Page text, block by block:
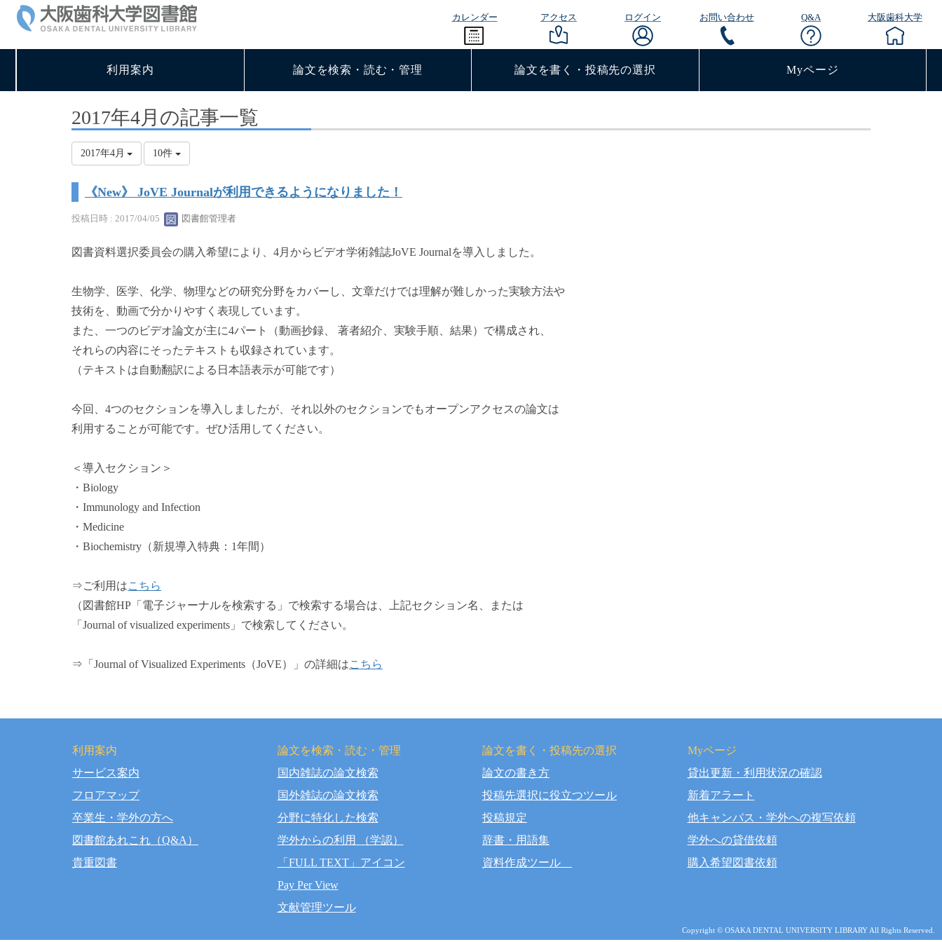
カレンダー アクセス ログイン お問い合わせ Q&A 大阪歯科大学
利用案内 論文を検索・読む・管理 論文を書く・投稿先の選択 Myページ
2017年4月の記事一覧
2017年4月 10件
《New》 JoVE Journalが利用できるようになりました！
投稿日時 : 2017/04/05 図書館管理者
図書資料選択委員会の購入希望により、4月からビデオ学術雑誌JoVE Journalを導入しました。
生物学、医学、化学、物理などの研究分野をカバーし、文章だけでは理解が難しかった実験方法や
技術を、動画で分かりやすく表現しています。
また、一つのビデオ論文が主に4パート（動画抄録、 著者紹介、実験手順、結果）で構成され、
それらの内容にそったテキストも収録されています。
（テキストは自動翻訳による日本語表示が可能です）
今回、4つのセクションを導入しましたが、それ以外のセクションでもオープンアクセスの論文は
利用することが可能です。ぜひ活用してください。
＜導入セクション＞
・Biology
・Immunology and Infection
・Medicine
・Biochemistry（新規導入特典：1年間）
⇒ご利用はこちら
（図書館HP「電子ジャーナルを検索する」で検索する場合は、上記セクション名、または
「Journal of visualized experiments」で検索してください。
⇒「Journal of Visualized Experiments（JoVE）」の詳細はこちら
利用案内
サービス案内
フロアマップ
卒業生・学外の方へ
図書館あれこれ（Q&A）
貴重図書
論文を検索・読む・管理
国内雑誌の論文検索
国外雑誌の論文検索
分野に特化した検索
学外からの利用 （学認）
「FULL TEXT」アイコン
Pay Per View
文献管理ツール
論文を書く・投稿先の選択
論文の書き方
投稿先選択に役立つツール
投稿規定
辞書・用語集
資料作成ツール
Myページ
貸出更新・利用状況の確認
新着アラート
他キャンパス・学外への複写依頼
学外への貸借依頼
購入希望図書依頼
Copyright © OSAKA DENTAL UNIVERSITY LIBRARY All Rights Reserved.
Copyright © OSAKA DENTAL UNIVERSITY LIBRARY All Rights Reserved.